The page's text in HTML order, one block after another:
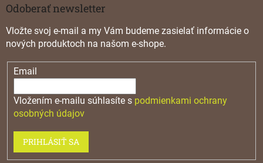
Odoberať newsletter
Vložte svoj e-mail a my Vám budeme zasielať informácie o
nových produktoch na našom e-shope.
Email
Vložením e-mailu súhlasíte s podmienkami ochrany
osobných údajov
PRIHLÁSIŤ SA